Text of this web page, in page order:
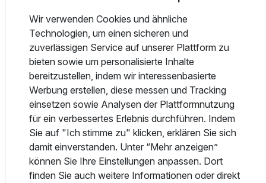
🍽️ Regionale Küche im Gasthof Lamm – ehrlich,
schwäbisch & kreativ
🛏️ Moderne Zimmer zum Ankommen und Abschalten
AlbCard inklusive – Ihr Urlaub mit Mehrwert
Mit der AlbCard genießen Sie jeden Tag Ihres Aufenthalts
noch intensiver:
✔ Über 180 Erlebnisse & Sehenswürdigkeiten kostenlos
✔ Freie Fahrt mit Bus & Bahn in der Region
✔ Perfekt für spontane Ausflüge & Entdeckungen
👉 Mehr erleben – ohne zusätzliche Kosten
Wir verwenden Cookies und ähnliche
Technologien, um einen sicheren und
zuverlässigen Service auf unserer Plattform zu
bieten sowie um personalisierte Inhalte
bereitzustellen, indem wir interessenbasierte
Werbung erstellen, diese messen und Tracking
einsetzen sowie Analysen der Plattformnutzung
für ein verbessertes Erlebnis durchführen. Indem
Sie auf "Ich stimme zu" klicken, erklären Sie sich
damit einverstanden. Unter “Mehr anzeigen”
können Sie Ihre Einstellungen anpassen. Dort
finden Sie auch weitere Informationen oder direkt